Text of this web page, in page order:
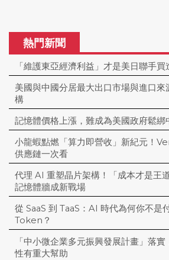
熱門新聞
「維護東亞經濟利益」才是美日聯手
美國與中國分居最大出口市場與進口
構
記憶體價格上漲，難成為美國政府鬆綁
小龍蝦點燃「算力即營收」新紀元！
供應鏈一次看
代理 AI 重塑晶片架構！「成本才是王
記憶體牆成新戰場
從 SaaS 到 TaaS：AI 時代為何你不是
Token？
「中小微企業多元振興發展計畫」落
性有重大幫助